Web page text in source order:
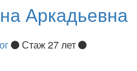
Аркадьевна
Стаж 27 лет